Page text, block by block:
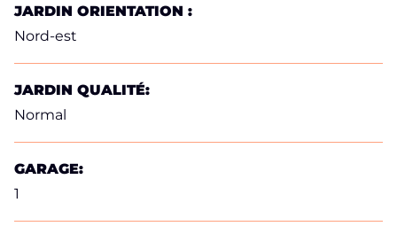
JARDIN ORIENTATION :
Nord-est
JARDIN QUALITÉ:
Normal
GARAGE:
1